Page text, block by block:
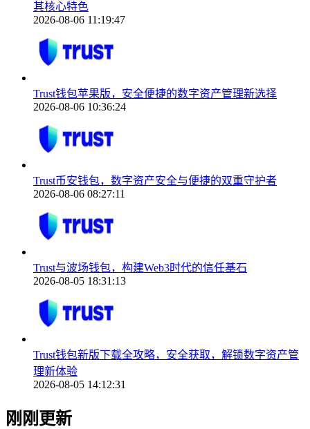
其核心特色
2026-08-06 11:19:47
Trust钱包苹果版，安全便捷的数字资产管理新选择
2026-08-06 10:36:24
Trust币安钱包，数字资产安全与便捷的双重守护者
2026-08-06 08:27:11
Trust与波场钱包，构建Web3时代的信任基石
2026-08-05 18:31:13
Trust钱包新版下载全攻略，安全获取，解锁数字资产管
理新体验
2026-08-05 14:12:31
刚刚更新